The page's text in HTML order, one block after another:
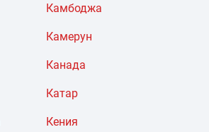
Камбоджа
Камерун
Канада
Катар
Кения